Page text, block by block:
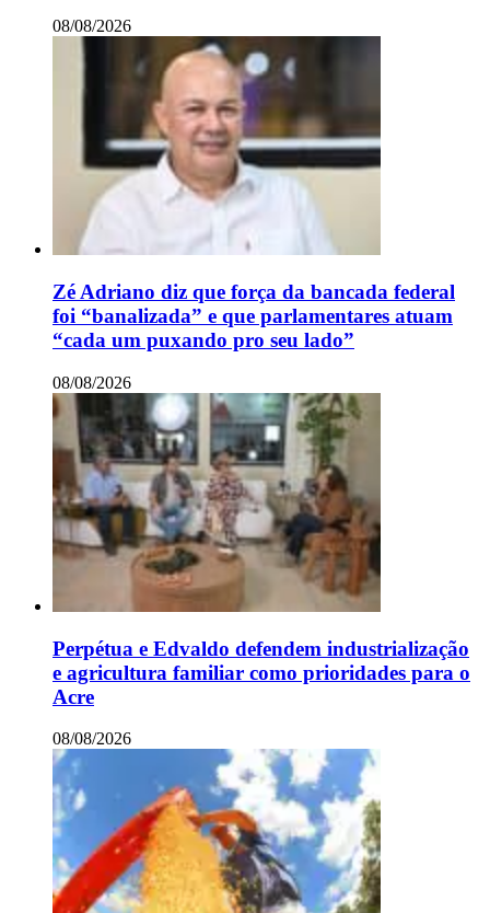
08/08/2026
Zé Adriano diz que força da bancada federal
foi “banalizada” e que parlamentares atuam
“cada um puxando pro seu lado”
08/08/2026
Perpétua e Edvaldo defendem industrialização
e agricultura familiar como prioridades para o
Acre
08/08/2026